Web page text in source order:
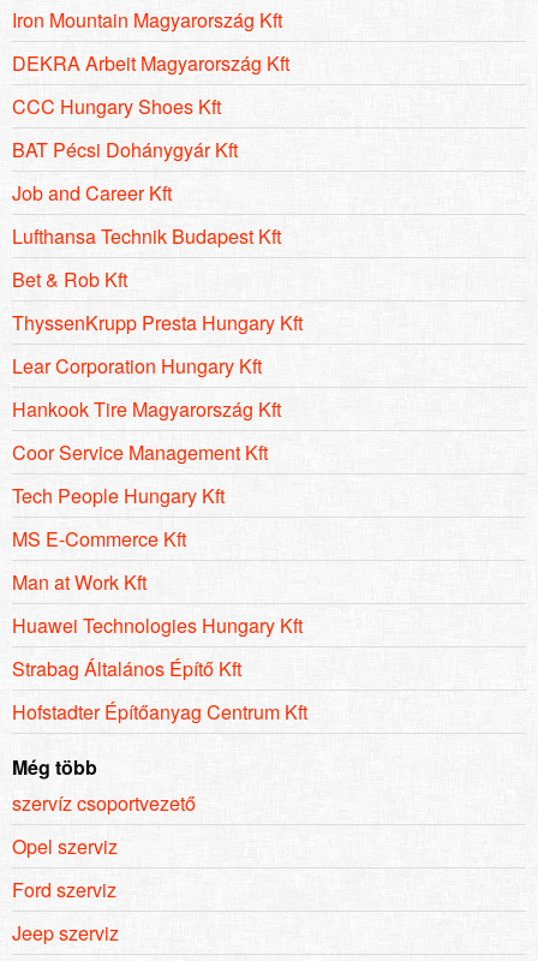
Iron Mountain Magyarország Kft
DEKRA Arbeit Magyarország Kft
CCC Hungary Shoes Kft
BAT Pécsi Dohánygyár Kft
Job and Career Kft
Lufthansa Technik Budapest Kft
Bet & Rob Kft
ThyssenKrupp Presta Hungary Kft
Lear Corporation Hungary Kft
Hankook Tire Magyarország Kft
Coor Service Management Kft
Tech People Hungary Kft
MS E-Commerce Kft
Man at Work Kft
Huawei Technologies Hungary Kft
Strabag Általános Építő Kft
Hofstadter Építőanyag Centrum Kft
Még több
szervíz csoportvezető
Opel szerviz
Ford szerviz
Jeep szerviz